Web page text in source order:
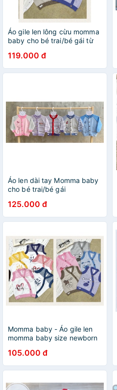
Áo gile len lông cừu momma
baby cho bé trai/bé gái từ
119.000 đ
Áo len dài tay Momma baby
cho bé trai/bé gái
125.000 đ
Momma baby - Áo gile len
momma baby size newborn
105.000 đ